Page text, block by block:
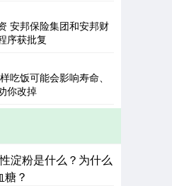
安邦保险集团和安邦财
序获批复
吃饭可能会影响寿命、
你改掉
淀粉是什么？为什么
？